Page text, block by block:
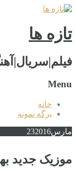
تازه ها
Menu
خانه
برگه نمونه
مارس 232016
موزیک جدید